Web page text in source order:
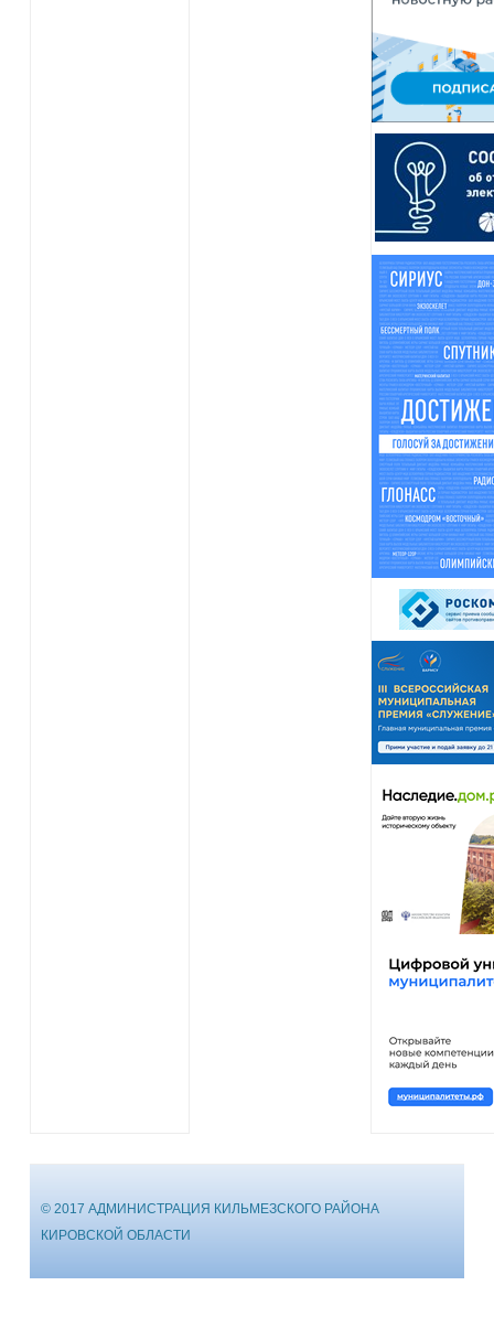
© 2017 АДМИНИСТРАЦИЯ КИЛЬМЕЗСКОГО РАЙОНА
КИРОВСКОЙ ОБЛАСТИ